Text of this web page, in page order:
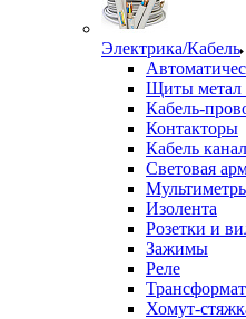
Электрика/Кабель
Щиты метал
Кабель-
Контакторы
Кабель
Световая
Изолента
Розетки и
Зажимы
Реле
Хомут-